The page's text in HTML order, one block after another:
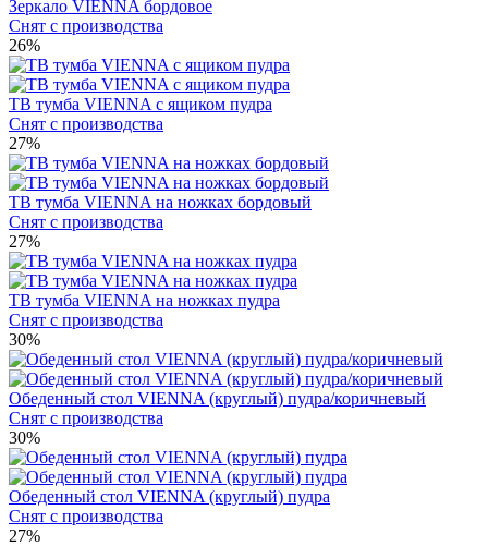
Зеркало VIENNA бордовое
Снят с производства
26%
ТВ тумба VIENNA с ящиком пудра
Снят с производства
27%
ТВ тумба VIENNA на ножках бордовый
Снят с производства
27%
ТВ тумба VIENNA на ножках пудра
Снят с производства
30%
Обеденный стол VIENNA (круглый) пудра/коричневый
Снят с производства
30%
Обеденный стол VIENNA (круглый) пудра
Снят с производства
27%